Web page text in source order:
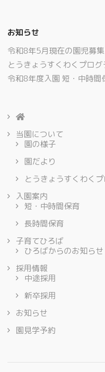
お知らせ
令和8年5月現在の園児募
とうきょうすくわくプロ
令和8年度入園 短・中時
当園について
園の様子
園だより
とうきょうすくわく
入園案内
短・中時間保育
長時間保育
子育てひろば
ひろばからのお知らせ
採用情報
中途採用
新卒採用
お知らせ
園見学予約